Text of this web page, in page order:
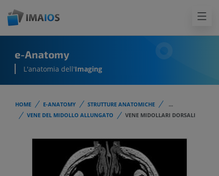
e-Anatomy
L'anatomia dell'Imaging
HOME E-ANATOMY STRUTTURE ANATOMICHE
...
VENE DEL MIDOLLO ALLUNGATO
VENE MIDOLLARI DORSALI